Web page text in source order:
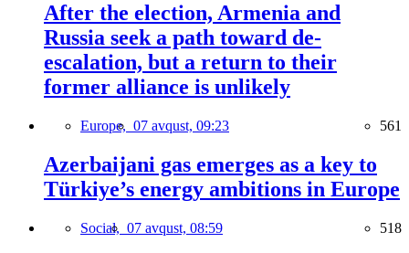
After the election, Armenia and
Russia seek a path toward de-
escalation, but a return to their
former alliance is unlikely
Europe, 07 avqust, 09:23 561
Azerbaijani gas emerges as a key to
Türkiye’s energy ambitions in Europe
Social, 07 avqust, 08:59 518